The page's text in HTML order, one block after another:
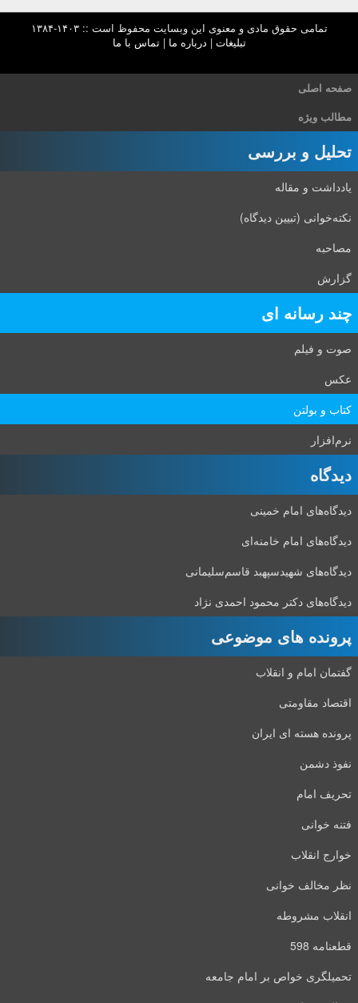
تمامی حقوق مادی و معنوی این وبسایت محفوظ است :: ۱۴۰۳-۱۳۸۴
تبلیغات | درباره ما |تماس با ما
صفحه اصلی
مطالب ویژه
تحلیل و بررسی
یادداشت و مقاله
نکته‌خوانی (تبیین دیدگاه)
مصاحبه
گزارش
چند رسانه ای
صوت و فیلم
عکس
کتاب و بولتن
نرم‌افزار
دیدگاه‌
دیدگاه‌های امام خمینی
دیدگاه‌های امام خامنه‌ای
دیدگاه‌های شهید‌سپهبد قاسم‌سلیمانی
دیدگاه‌های دکتر محمود احمدی نژاد
پرونده های موضوعی
گفتمان امام و انقلاب
اقتصاد مقاومتی
پرونده هسته ای ایران
نفوذ دشمن
تحریف امام
فتنه خوانی
خوارج انقلاب
نظر مخالف خوانی
انقلاب مشروطه
قطعنامه 598
تحمیلگری خواص بر امام جامعه